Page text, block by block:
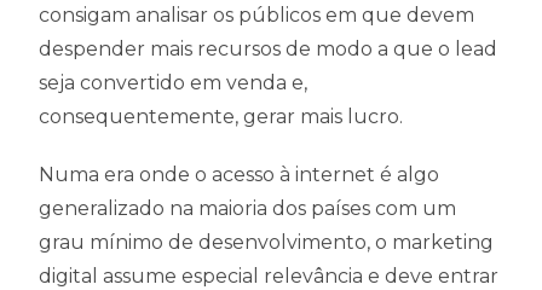
consigam analisar os públicos em que devem
despender mais recursos de modo a que o lead
seja convertido em venda e,
consequentemente, gerar mais lucro.
Numa era onde o acesso à internet é algo
generalizado na maioria dos países com um
grau mínimo de desenvolvimento, o marketing
digital assume especial relevância e deve entrar